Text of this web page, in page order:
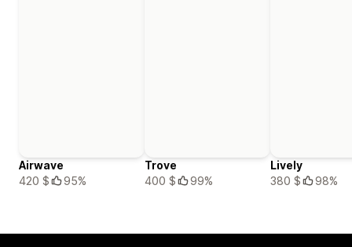
Airwave
420 $
95%
Trove
400 $
99%
Lively
380 $
98%